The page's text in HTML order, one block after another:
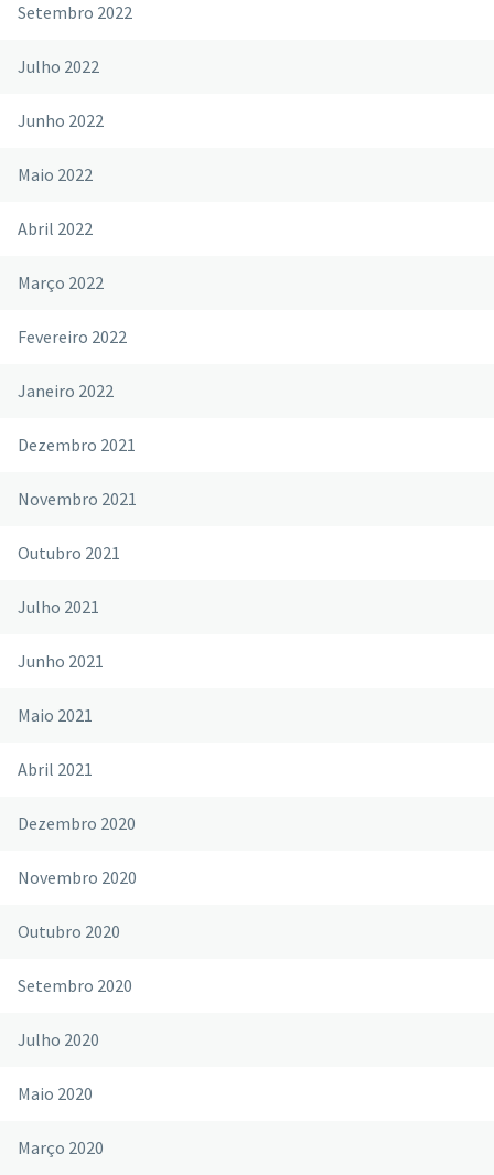
Setembro 2022
Julho 2022
Junho 2022
Maio 2022
Abril 2022
Março 2022
Fevereiro 2022
Janeiro 2022
Dezembro 2021
Novembro 2021
Outubro 2021
Julho 2021
Junho 2021
Maio 2021
Abril 2021
Dezembro 2020
Novembro 2020
Outubro 2020
Setembro 2020
Julho 2020
Maio 2020
Março 2020